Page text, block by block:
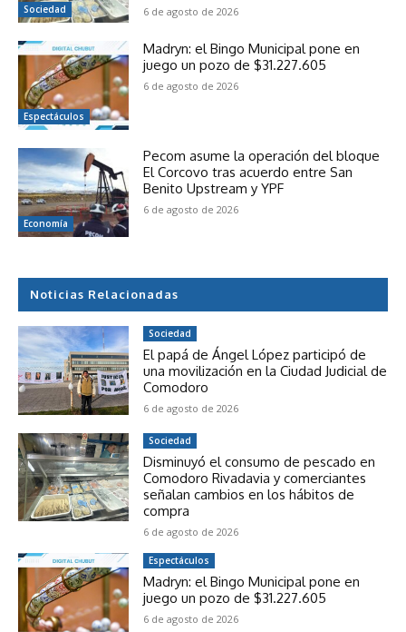
Sociedad 6 de agosto de 2026
Espectáculos
Madryn: el Bingo Municipal pone en
juego un pozo de $31.227.605
6 de agosto de 2026
Economía
Pecom asume la operación del bloque
El Corcovo tras acuerdo entre San
Benito Upstream y YPF
6 de agosto de 2026
Noticias Relacionadas
Sociedad
El papá de Ángel López participó de
una movilización en la Ciudad Judicial de
Comodoro
6 de agosto de 2026
Sociedad
Disminuyó el consumo de pescado en
Comodoro Rivadavia y comerciantes
señalan cambios en los hábitos de
compra
6 de agosto de 2026
Espectáculos
Madryn: el Bingo Municipal pone en
juego un pozo de $31.227.605
6 de agosto de 2026